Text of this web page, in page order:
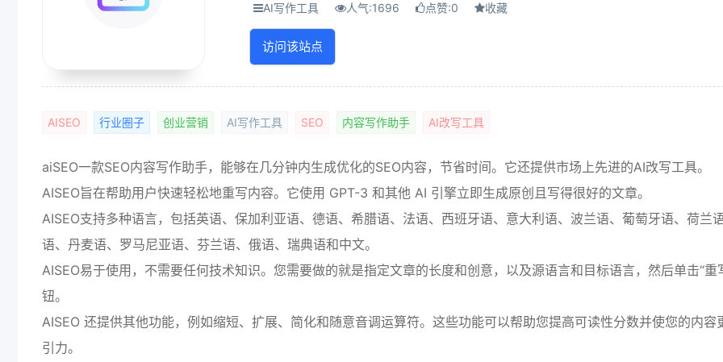
AI写作工具
人气:1696 点赞:0 收藏
访问该站点
AISEO 行业圈子 创业营销 AI写作工具 SEO 内容写作助手 AI改写工具
aiSEO一款SEO内容写作助手，能够在几分钟内生成优化的SEO内容，节省时间。它还提供市场上先进的AI改写工具。
AISEO旨在帮助用户快速轻松地重写内容。它使用 GPT-3 和其他 AI 引擎立即生成原创且写得很好的文章。
AISEO支持多种语言，包括英语、保加利亚语、德语、希腊语、法语、西班牙语、意大利语、波兰语、葡萄牙语、荷兰
语、丹麦语、罗马尼亚语、芬兰语、俄语、瑞典语和中文。
AISEO易于使用，不需要任何技术知识。您需要做的就是指定文章的长度和创意，以及源语言和目标语言，然后单击“重
钮。
AISEO 还提供其他功能，例如缩短、扩展、简化和随意音调运算符。这些功能可以帮助您提高可读性分数并使您的内容
引力。